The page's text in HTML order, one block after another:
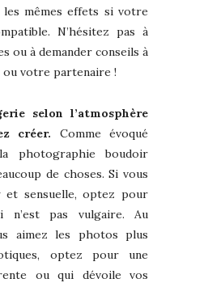
mêmes effets si votre
N’hésitez pas à
ou à demander conseils à
ou votre partenaire !
selon l’atmosphère
créer. Comme évoqué
photographie boudoir
de choses. Si vous
et sensuelle, optez pour
n’est pas vulgaire. Au
aimez les photos plus
optez pour une
ou qui dévoile vos